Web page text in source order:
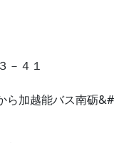
－４１
ら加越能バス南砺